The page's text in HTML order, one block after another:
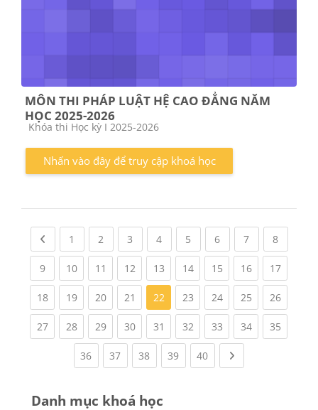
MÔN THI PHÁP LUẬT HỆ CAO ĐẲNG NĂM
HỌC 2025-2026
Các loại khóa học
Khóa thi Học kỳ I 2025-2026
Nhấn vào đây để truy cập khoá học
Previous page
1 (current)
2 (current)
3 (current)
4(current)
5 (current)
6(current)
7(current)
8(current)
9(current)
10(current)
11 (current)
12(current)
13(current)
14(current)
15(current)
16(current)
17
18(current)
19(current)
20(current)
21 (current)
22 23(current)
24(current)
25(current)
26
27(current)
28(current)
29(current)
30(current)
31 (current)
32(current)
33(current)
34(current)
35
36(current)
37(current)
38(current)
39(current)
40(current)Next page
Danh mục khoá học